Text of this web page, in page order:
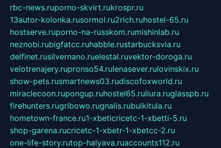
rbc-news.ruporno-skvirt.rukrospr.ru
13autor-kolonka.rusormol.ru2rich.ruhostel-65.ru
hostserve.ruporno-na-russkom.rumishinlab.ru
neznobi.rubigfatcc.ruhabble.rustarbucksvia.ru
delfinet.rusilvernano.ruelestal.ruvektor-doroga.ru
velotrenajery.rupronso54.rulenasever.rulovinskix.ru
show-pets.rusmartnews03.rudiscofoxworld.ru
miraclecoon.rupongup.ruhostel65.ruliura.ruglasspb.ru
firehunters.rugribowo.rugnalis.rubulkitula.ru
hometown-france.ru1-xbeticricetc-1-xbetti-5.ru
shop-garena.rucricetc-1-xbetr-1-xbetcc-2.ru
one-life-story.rutop-halyava.ruaccounts112.ru